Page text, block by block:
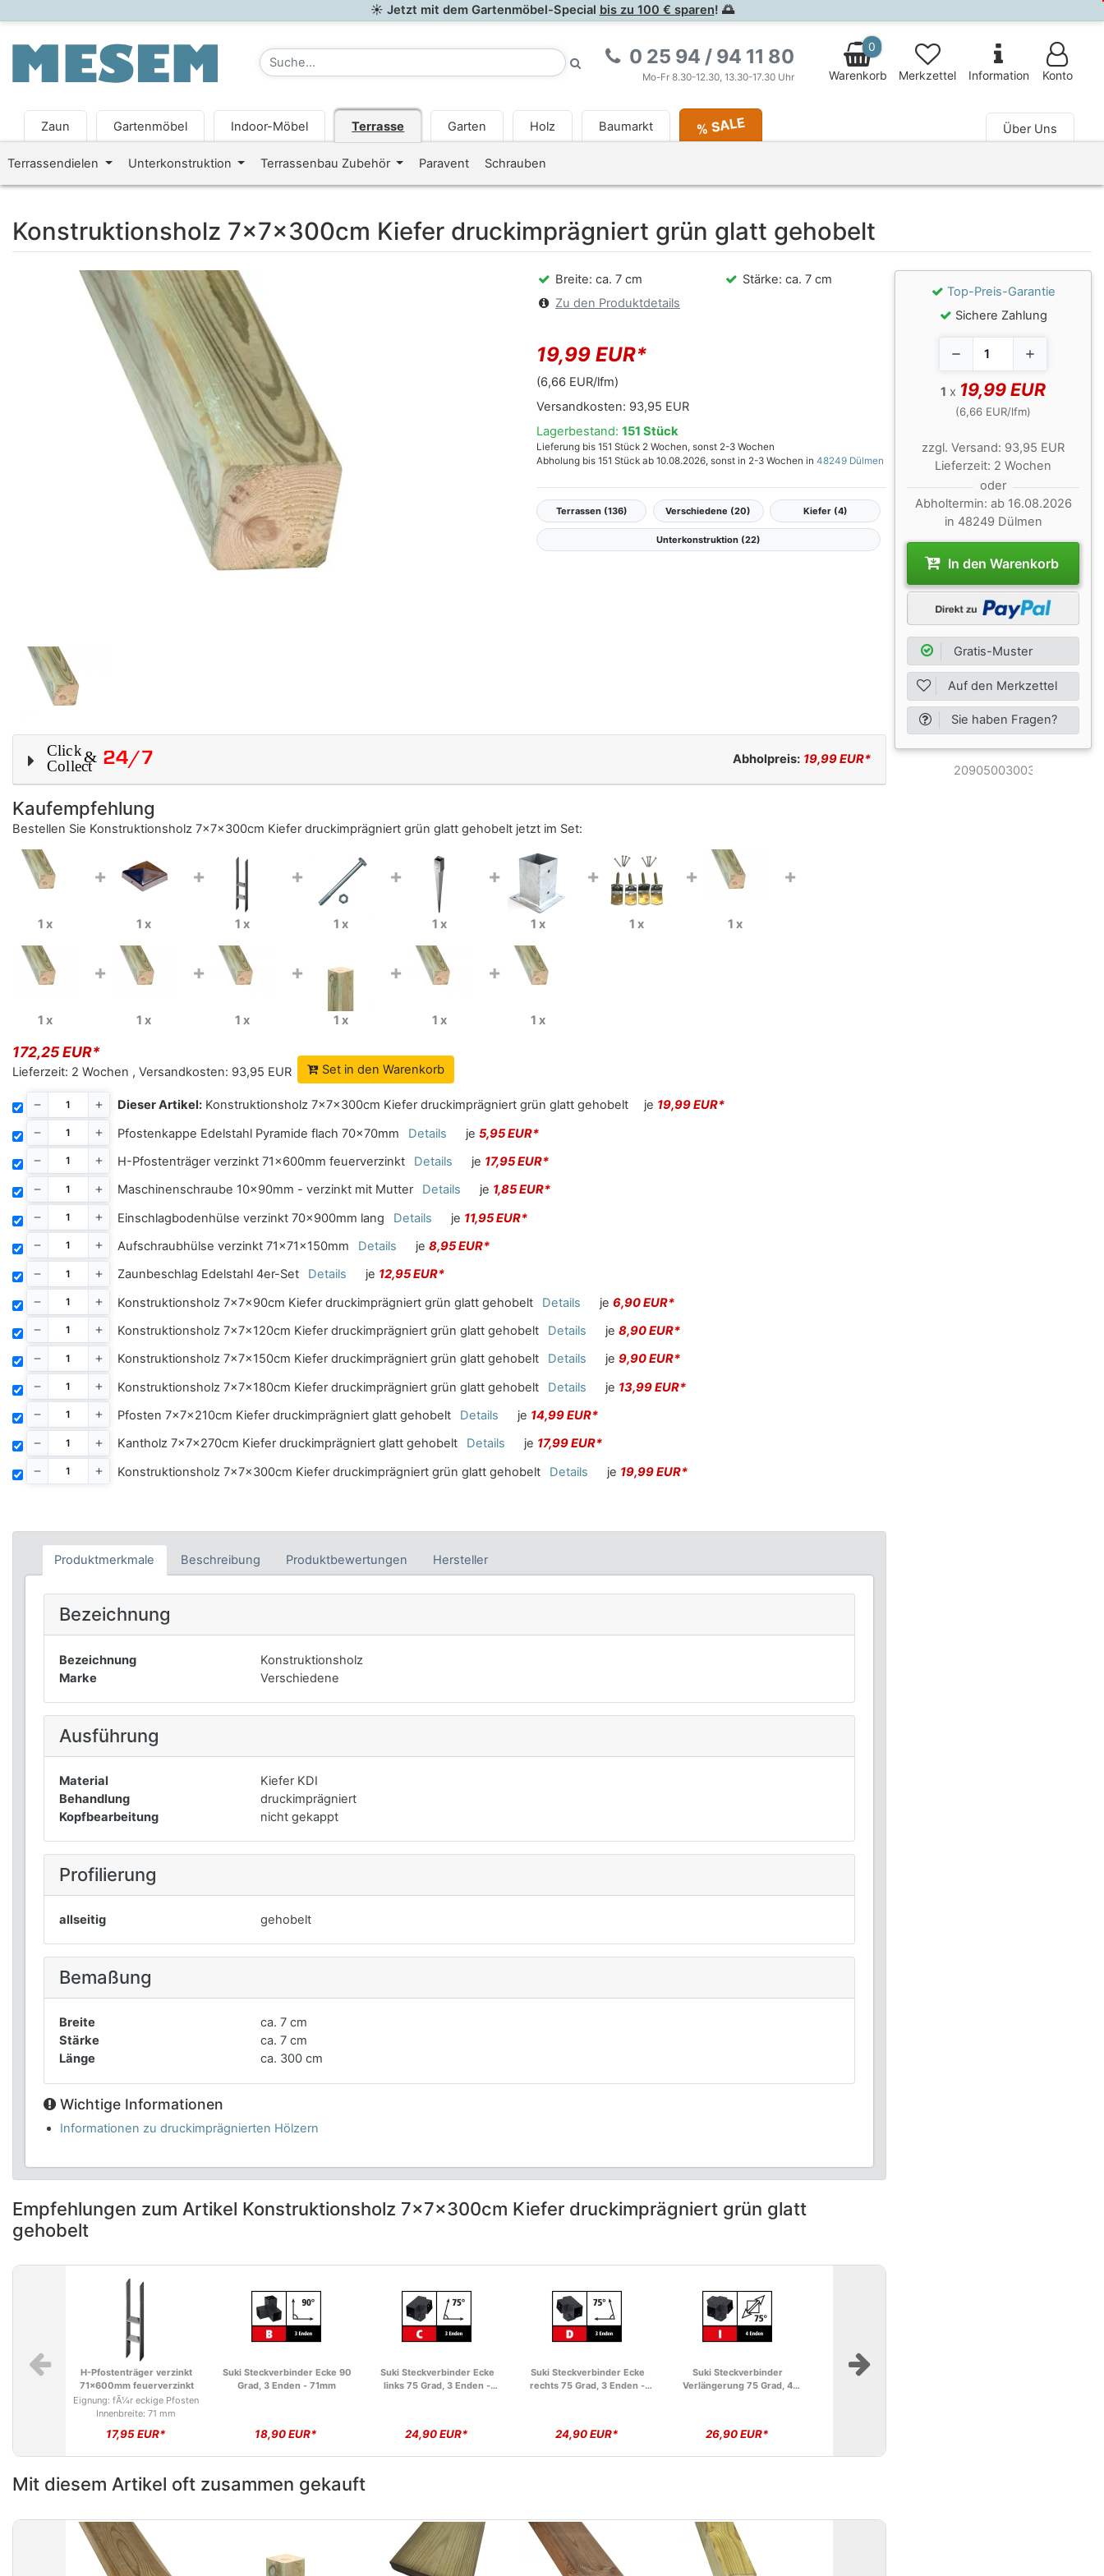
☀ Jetzt mit dem Gartenmöbel-Special bis zu 100 € sparen! 🌅
0 25 94 / 94 11 80
Mo-Fr 8.30-12.30, 13.30-17.30 Uhr Warenkorb
0
Merkzettel Information Konto
Zaun Gartenmöbel Indoor-Möbel Terrasse
Terrassendielen Unterkonstruktion Terrassenbau Zubehör Paravent Schrauben
Garten Holz Baumarkt % SALE Über Uns
Konstruktionsholz 7x7x300cm Kiefer druckimprägniert grün glatt gehobelt
Top-Preis-Garantie
Sichere Zahlung
1 x 19,99 EUR
(6,66 EUR/lfm)
zzgl. Versand: 93,95 EUR
Lieferzeit: 2 Wochen
oder
Abholtermin: ab 16.08.2026
in 48249 Dülmen
In den Warenkorb
Gratis-Muster
Auf den Merkzettel
Sie haben Fragen?
Breite: ca. 7 cm
Stärke: ca. 7 cm
Zu den Produktdetails
19,99 EUR*
(6,66 EUR/lfm)
Versandkosten: 93,95 EUR
Lagerbestand:151 Stück
Lieferung bis 151 Stück 2 Wochen, sonst 2-3 Wochen
Abholung bis 151 Stück ab 10.08.2026, sonst in 2-3 Wochen in48249 Dülmen
Terrassen (136) Verschiedene (20) Kiefer (4)
Unterkonstruktion (22)
Abholpreis: 19,99 EUR*
Kaufempfehlung
Bestellen Sie Konstruktionsholz 7x7x300cm Kiefer druckimprägniert grün glatt gehobelt jetzt im Set:
+
1 x
+
1 x
+
1 x
+
1 x
+
1 x
+
1 x
+
1 x
+
1 x
+
1 x
+
1 x
+
1 x
+
1 x
+
1 x 1 x
172,25 EUR*
Lieferzeit: 2 Wochen , Versandkosten: 93,95 EUR Set in den Warenkorb
Dieser Artikel: Konstruktionsholz 7x7x300cm Kiefer druckimprägniert grün glatt gehobelt je 19,99 EUR*
Pfostenkappe Edelstahl Pyramide flach 70x70mm
Details je 5,95 EUR*
H-Pfostenträger verzinkt 71x600mm feuerverzinkt
Details je 17,95 EUR*
Maschinenschraube 10x90mm - verzinkt mit Mutter
Details je 1,85 EUR*
Einschlagbodenhülse verzinkt 70x900mm lang
Details je 11,95 EUR*
Aufschraubhülse verzinkt 71x71x150mm
Details je 8,95 EUR*
Zaunbeschlag Edelstahl 4er-Set
Details je 12,95 EUR*
Konstruktionsholz 7x7x90cm Kiefer druckimprägniert grün glatt gehobelt
Details je 6,90 EUR*
Konstruktionsholz 7x7x120cm Kiefer druckimprägniert grün glatt gehobelt
Details je 8,90 EUR*
Konstruktionsholz 7x7x150cm Kiefer druckimprägniert grün glatt gehobelt
Details je 9,90 EUR*
Konstruktionsholz 7x7x180cm Kiefer druckimprägniert grün glatt gehobelt
Details je 13,99 EUR*
Pfosten 7x7x210cm Kiefer druckimprägniert glatt gehobelt
Details je 14,99 EUR*
Kantholz 7x7x270cm Kiefer druckimprägniert glatt gehobelt
Details je 17,99 EUR*
Konstruktionsholz 7x7x300cm Kiefer druckimprägniert grün glatt gehobelt
Details je 19,99 EUR*
Produktmerkmale Beschreibung Produktbewertungen Hersteller
Bezeichnung
Bezeichnung
Konstruktionsholz
Marke
Verschiedene
Ausführung
Material
Kiefer KDI
Behandlung
druckimprägniert
Kopfbearbeitung
nicht gekappt
Profilierung
allseitig gehobelt
Bemaßung
Breite
ca. 7 cm
Stärke
ca. 7 cm
Länge
ca. 300 cm
Wichtige Informationen
Informationen zu druckimprägnierten Hölzern
Empfehlungen zum Artikel Konstruktionsholz 7x7x300cm Kiefer druckimprägniert grün glatt
gehobelt
17,95 EUR*
H-Pfostenträger verzinkt
71x600mm feuerverzinkt
Eignung: fÃ¼r eckige Pfosten
Innenbreite: 71 mm
18,90 EUR*
Suki Steckverbinder Ecke 90
Grad, 3 Enden - 71mm
24,90 EUR*
Suki Steckverbinder Ecke
links 75 Grad, 3 Enden -
24,90 EUR*
Suki Steckverbinder Ecke
rechts 75 Grad, 3 Enden -
26,90 EUR*
Suki Steckverbinder
Verlängerung 75 Grad, 4
Suki Steckverbinder
Suki Steckverbinder
Suki Steckverbinder Ecke 90
Suki Steckverbinder
Suki Pfosten
Mit diesem Artikel oft zusammen gekauft